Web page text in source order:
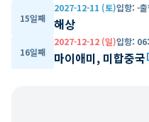
15일째
2027-12-11 (토)입항: -
해상
16일째
2027-12-12 (일)입항:
마이애미, 미합중국